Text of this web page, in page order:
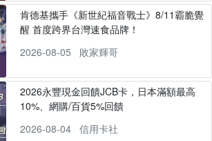
肯德基攜手《新世紀福音戰士》8/11霸脆覺
醒 首度跨界台灣速食品牌！
2026-08-05
敗家輝哥
2026永豐現金回饋JCB卡，日本滿額最高
10%、網購/百貨5%回饋
2026-08-04
信用卡社